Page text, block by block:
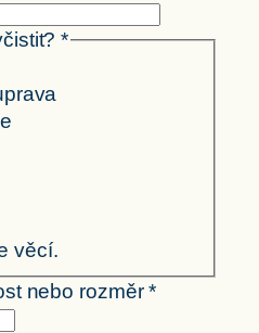
*
věcí.
nebo rozměr*